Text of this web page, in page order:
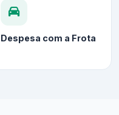
Despesa com a Frota